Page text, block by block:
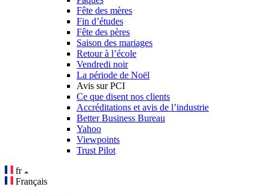
Fête des mères
Fin d’études
Fête des pères
Saison des mariages
Retour à l’école
Vendredi noir
La période de Noël
Avis sur PCI
Ce que disent nos clients
Accréditations et avis de l’industrie
Better Business Bureau
Yahoo
Viewpoints
Trust Pilot
fr
Français